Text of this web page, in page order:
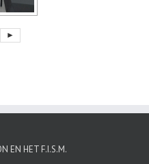
►
EN HET F.I.S.M.